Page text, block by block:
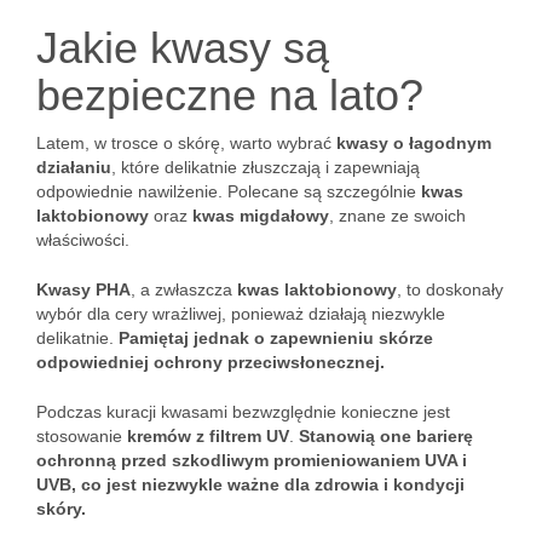
Jakie kwasy są
bezpieczne na lato?
Latem, w trosce o skórę, warto wybrać kwasy o łagodnym
działaniu , które delikatnie złuszczają i zapewniają
odpowiednie nawilżenie. Polecane są szczególnie kwas
laktobionowy oraz kwas migdałowy , znane ze swoich
właściwości.
Kwasy PHA , a zwłaszcza kwas laktobionowy , to doskonały
wybór dla cery wrażliwej, ponieważ działają niezwykle
delikatnie. Pamiętaj jednak o zapewnieniu skórze
odpowiedniej ochrony przeciwsłonecznej.
Podczas kuracji kwasami bezwzględnie konieczne jest
stosowanie kremów z filtrem UV Stanowią one barierę
ochronną przed szkodliwym promieniowaniem UVA i
UVB, co jest niezwykle ważne dla zdrowia i kondycji
skóry.